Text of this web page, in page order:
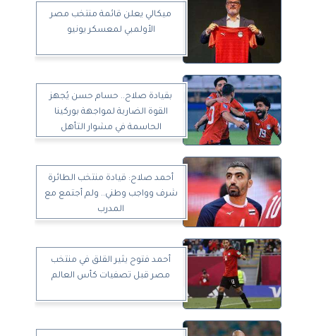
ميكالي يعلن قائمة منتخب مصر
الأولمبي لمعسكر يونيو
بقيادة صلاح.. حسام حسن يُجهز
القوة الضاربة لمواجهة بوركينا
الحاسمة في مشوار التأهل
أحمد صلاح: قيادة منتخب الطائرة
شرف وواجب وطني.. ولم أجتمع مع
المدرب
أحمد فتوح يثير القلق في منتخب
مصر قبل تصفيات كأس العالم